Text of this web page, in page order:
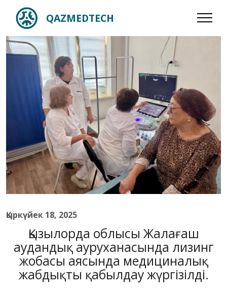
QAZMEDTECH
Қыркүйек 18, 2025
Қызылорда облысы Жалағаш
аудандық ауруханасында лизинг
жобасы аясында медициналық
жабдықты қабылдау жүргізілді.